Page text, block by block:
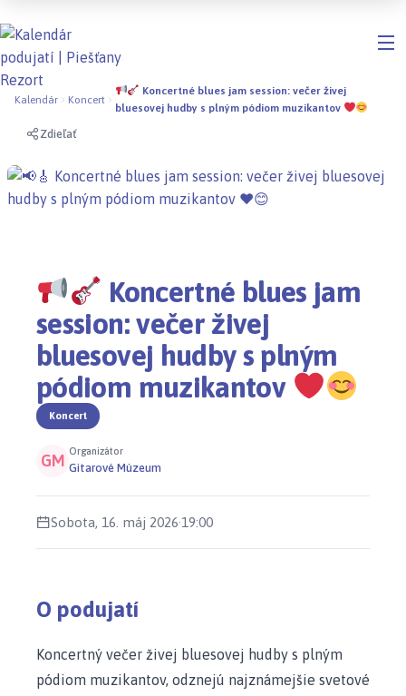
Kalendár Koncert
Koncertné blues jam session: večer živej
bluesovej hudby s plným pódiom muzikantov
Zdieľať
Koncertné blues jam
session: večer živej
bluesovej hudby s plným
pódiom muzikantov
Koncert
GM Organizátor
Gitarové Múzeum
Sobota, 16. máj 2026·19:00
O podujatí
Koncertný večer živej bluesovej hudby s plným
pódiom muzikantov, odznejú najznámejšie svetové